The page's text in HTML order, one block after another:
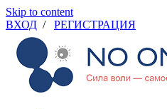
Skip to content
ВХОД / РЕГИСТРАЦИЯ